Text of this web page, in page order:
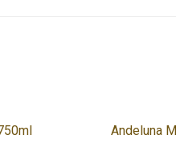
Andeluna